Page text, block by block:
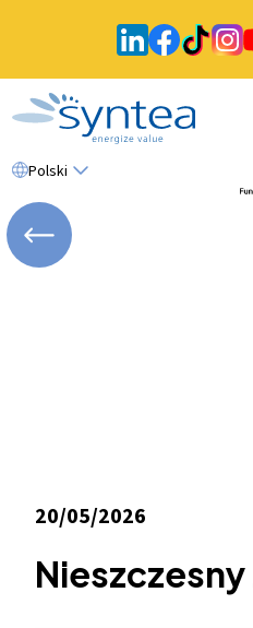
Polski
20/05/2026